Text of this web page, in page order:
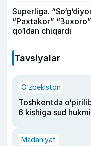
Superliga.
“Paxtakor”
qo‘ldan chiqardi
Tavsiyalar
O‘zbekiston
Toshkentda
6 kishiga sud hukmi
Madaniyat